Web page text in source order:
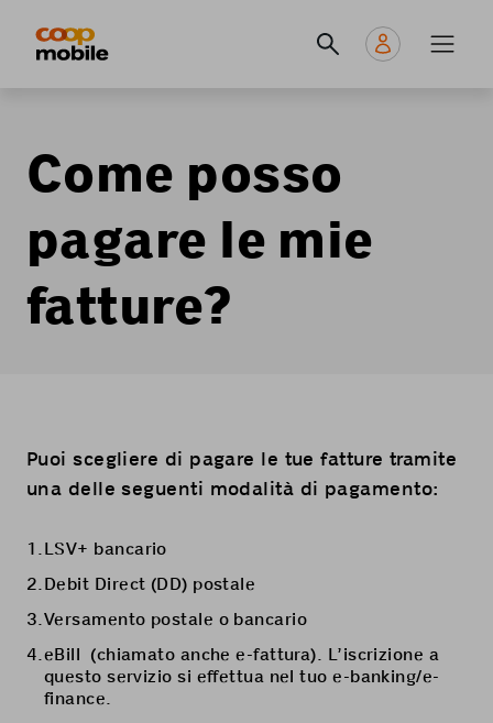
principale
Come posso
pagare le mie
fatture?
Puoi scegliere di pagare le tue fatture tramite
una delle seguenti modalità di pagamento:
LSV+ bancario
Debit Direct (DD) postale
Versamento postale o bancario
eBill (chiamato anche e-fattura). L’iscrizione a
questo servizio si effettua nel tuo e-banking/e-
finance.